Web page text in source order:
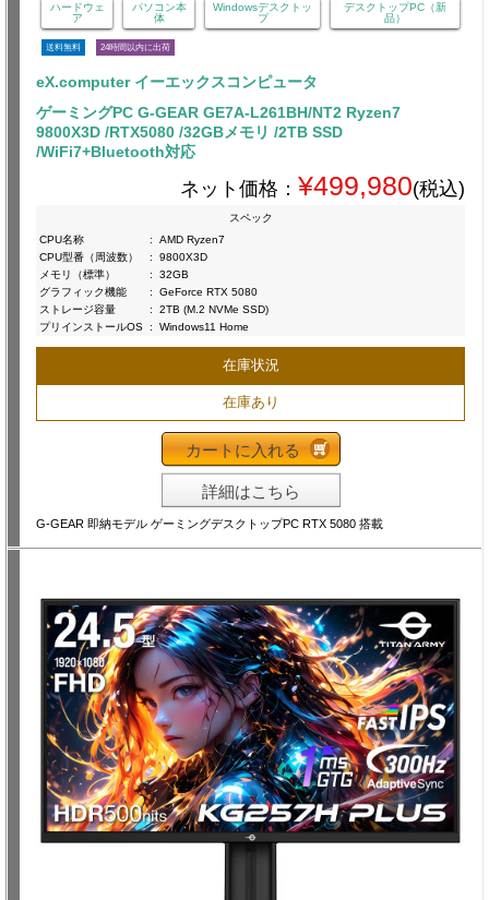
ハードウェ
ア
パソコン本
体
Windowsデスクトッ
プ
デスクトップPC（新
品）
送料無料 24時間以内に出荷
eX.computer イーエックスコンピュータ
ゲーミングPC G-GEAR GE7A-L261BH/NT2 Ryzen7
9800X3D /RTX5080 /32GBメモリ /2TB SSD
/WiFi7+Bluetooth対応
ネット価格： ¥499,980(税込)
スペック
CPU名称
:
AMD Ryzen7
CPU型番（周波数）
:
9800X3D
メモリ（標準）
:
32GB
グラフィック機能
:
GeForce RTX 5080
ストレージ容量
:
2TB (M.2 NVMe SSD)
プリインストールOS : Windows11 Home
在庫状況
在庫あり
カートに入れる
詳細はこちら
G-GEAR 即納モデル ゲーミングデスクトップPC RTX 5080 搭載